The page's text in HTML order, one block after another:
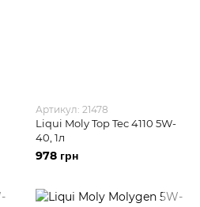
Артикул: 21478
Liqui Moly Top Tec 4110 5W-
40, 1л
978 грн